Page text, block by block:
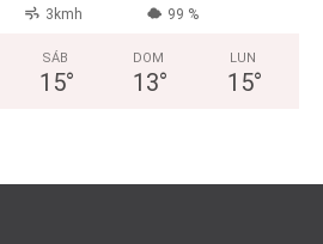
3kmh 99 %
SÁB
15°
DOM
13°
LUN
15°